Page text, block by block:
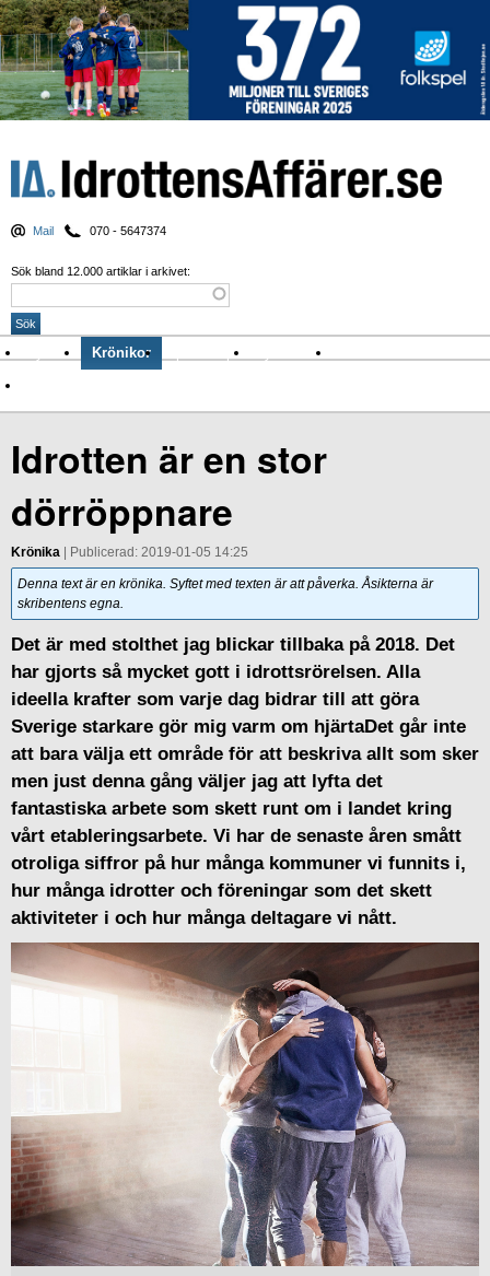
Mail 070 - 5647374
Sök bland 12.000 artiklar i arkivet:
Nyheter Krönikor Sport & spel Nyhetsbrev
Idrotten är en stor
dörröppnare
Krönika | Publicerad: 2019-01-05 14:25
Denna text är en krönika. Syftet med texten är att påverka. Åsikterna är
skribentens egna.
Det är med stolthet jag blickar tillbaka på 2018. Det
har gjorts så mycket gott i idrottsrörelsen. Alla
ideella krafter som varje dag bidrar till att göra
Sverige starkare gör mig varm om hjärtaDet går inte
att bara välja ett område för att beskriva allt som sker
men just denna gång väljer jag att lyfta det
fantastiska arbete som skett runt om i landet kring
vårt etableringsarbete. Vi har de senaste åren smått
otroliga siffror på hur många kommuner vi funnits i,
hur många idrotter och föreningar som det skett
aktiviteter i och hur många deltagare vi nått.